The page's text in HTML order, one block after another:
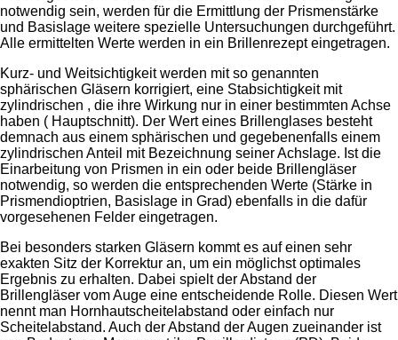
notwendig sein, werden für die Ermittlung der Prismenstärke
und Basislage weitere spezielle Untersuchungen durchgeführt.
Alle ermittelten Werte werden in ein Brillenrezept eingetragen.
Kurz- und Weitsichtigkeit werden mit so genannten
sphärischen Gläsern korrigiert, eine Stabsichtigkeit mit
zylindrischen , die ihre Wirkung nur in einer bestimmten Achse
haben ( Hauptschnitt). Der Wert eines Brillenglases besteht
demnach aus einem sphärischen und gegebenenfalls einem
zylindrischen Anteil mit Bezeichnung seiner Achslage. Ist die
Einarbeitung von Prismen in ein oder beide Brillengläser
notwendig, so werden die entsprechenden Werte (Stärke in
Prismendioptrien, Basislage in Grad) ebenfalls in die dafür
vorgesehenen Felder eingetragen.
Bei besonders starken Gläsern kommt es auf einen sehr
exakten Sitz der Korrektur an, um ein möglichst optimales
Ergebnis zu erhalten. Dabei spielt der Abstand der
Brillengläser vom Auge eine entscheidende Rolle. Diesen Wert
nennt man Hornhautscheitelabstand oder einfach nur
Scheitelabstand. Auch der Abstand der Augen zueinander ist